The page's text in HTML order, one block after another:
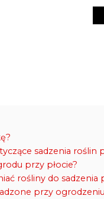
sadzenia roślin
przy płocie?
rośliny do sadzenia
przy